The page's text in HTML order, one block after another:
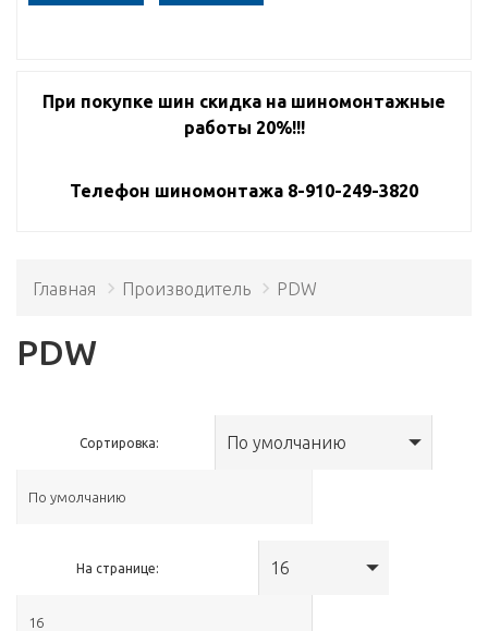
При покупке шин скидка на шиномонтажные
работы 20%!!!
Телефон шиномонтажа 8-910-249-3820
Главная Производитель PDW
PDW
Сортировка: По умолчанию
На странице: 16